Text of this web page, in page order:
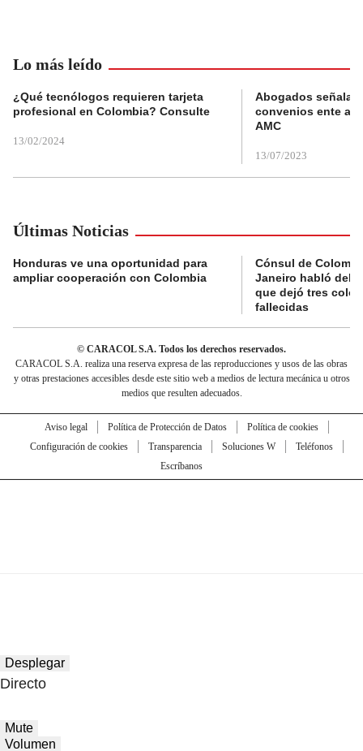
Lo más leído
¿Qué tecnólogos requieren tarjeta
profesional en Colombia? Consulte
13/02/2024
Abogados
convenios ente
AMC
13/07/2023
Últimas Noticias
Honduras ve una oportunidad para
ampliar cooperación con Colombia
Cónsul de
Janeiro habló del
que dejó tres
fallecidas
© CARACOL S.A. Todos los derechos reservados.
CARACOL S.A. realiza una reserva expresa de las reproducciones y usos de las obras
y otras prestaciones accesibles desde este sitio web a medios de lectura mecánica u otros
medios que resulten adecuados.
Aviso legal Política de Protección de Datos
Política de cookies
Configuración de cookies
Transparencia Soluciones W
Teléfonos
Escríbanos
Desplegar
Directo
Mute
Volumen